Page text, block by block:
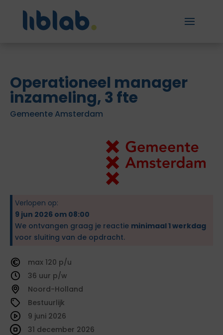
Operationeel manager
inzameling, 3 fte
Gemeente Amsterdam
Verlopen op:
9 jun 2026 om 08:00
We ontvangen graag je reactie minimaal 1 werkdag
voor sluiting van de opdracht.
120
36
Noord-Holland
Bestuurlijk
9 juni 2026
31 december 2026